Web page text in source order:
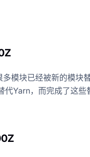
模块已经被新的模块
Yarn，而完成了这些